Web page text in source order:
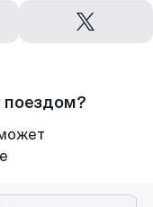
поездом?